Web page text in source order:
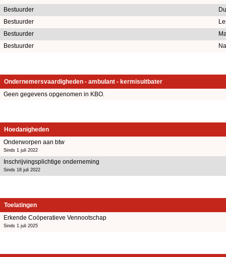
Bestuurder
Bestuurder
Bestuurder
Bestuurder
Ondernemersvaardigheden - ambulant - kermisuitbater
Geen gegevens opgenomen in KBO.
Hoedanigheden
Onderworpen aan btw
Sinds 1 juli 2022
Inschrijvingsplichtige onderneming
Sinds 18 juli 2022
Toelatingen
Erkende Coöperatieve Vennootschap
Sinds 1 juli 2025